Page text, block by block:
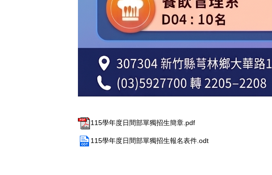
115學年度日間部單獨招生簡章.pdf
115學年度日間部單獨招生報名表件.odt